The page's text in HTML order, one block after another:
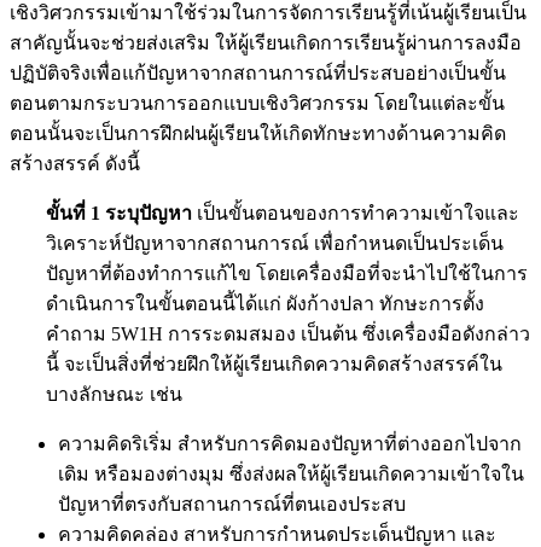
เชิงวิศวกรรมเข้ามาใช้ร่วมในการจัดการเรียนรู้ที่เน้นผู้เรียนเป็น
สาคัญนั้นจะช่วยส่งเสริม ให้ผู้เรียนเกิดการเรียนรู้ผ่านการลงมือ
ปฏิบัติจริงเพื่อแก้ปัญหาจากสถานการณ์ที่ประสบอย่างเป็นขั้น
ตอนตามกระบวนการออกแบบเชิงวิศวกรรม โดยในแต่ละขั้น
ตอนนั้นจะเป็นการฝึกฝนผู้เรียนให้เกิดทักษะทางด้านความคิด
สร้างสรรค์ ดังนี้
ขั้นที่ 1 ระบุปัญหา เป็นขั้นตอนของการทำความเข้าใจและ
วิเคราะห์ปัญหาจากสถานการณ์ เพื่อกำหนดเป็นประเด็น
ปัญหาที่ต้องทำการแก้ไข โดยเครื่องมือที่จะนำไปใช้ในการ
ดำเนินการในขั้นตอนนี้ได้แก่ ผังก้างปลา ทักษะการตั้ง
คำถาม 5W1H การระดมสมอง เป็นต้น ซึ่งเครื่องมือดังกล่าว
นี้ จะเป็นสิ่งที่ช่วยฝึกให้ผู้เรียนเกิดความคิดสร้างสรรค์ใน
บางลักษณะ เช่น
ความคิดริเริ่ม สำหรับการคิดมองปัญหาที่ต่างออกไปจาก
เดิม หรือมองต่างมุม ซึ่งส่งผลให้ผู้เรียนเกิดความเข้าใจใน
ปัญหาที่ตรงกับสถานการณ์ที่ตนเองประสบ
ความคิดคล่อง สาหรับการกำหนดประเด็นปัญหา และ